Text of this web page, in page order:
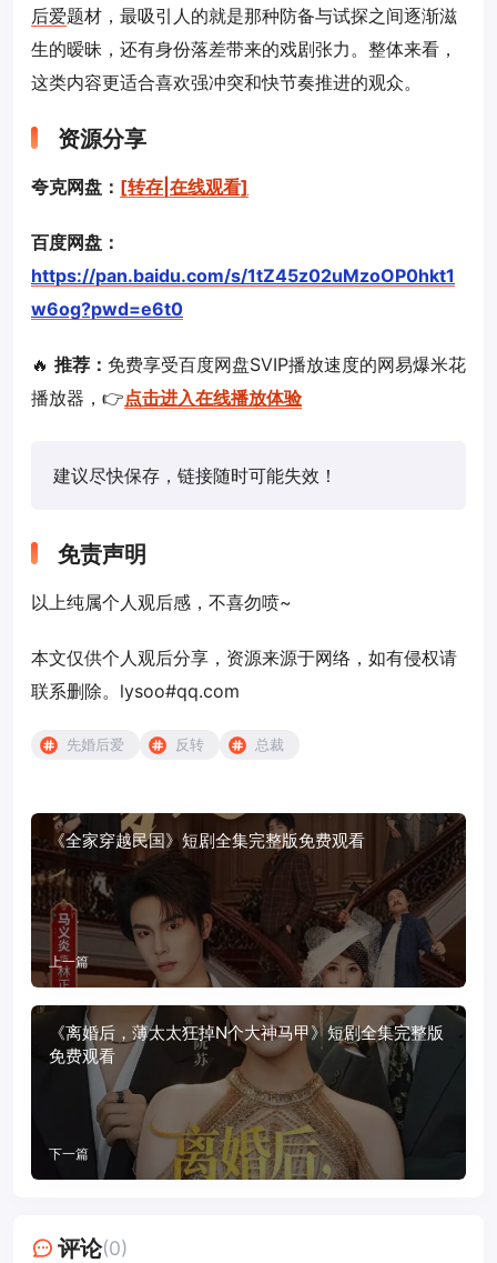
后爱题材，最吸引人的就是那种防备与试探之间逐渐滋
生的暧昧，还有身份落差带来的戏剧张力。整体来看，
这类内容更适合喜欢强冲突和快节奏推进的观众。
资源分享
夸克网盘： [转存|在线观看]
百度网盘：
https://pan.baidu.com/s/1tZ45z02uMzoOP0hkt1
w6og?pwd=e6t0
🔥 推荐： 免费享受百度网盘SVIP播放速度的网易爆米花
播放器，👉点击进入在线播放体验
建议尽快保存，链接随时可能失效！
免责声明
以上纯属个人观后感，不喜勿喷~
本文仅供个人观后分享，资源来源于网络，如有侵权请
联系删除。lysoo#qq.com
先婚后爱 反转 总裁
《全家穿越民国》短剧全集完整版免费观看
上一篇
《离婚后，薄太太狂掉N个大神马甲》短剧全集完整版
免费观看
下一篇
评论(0)